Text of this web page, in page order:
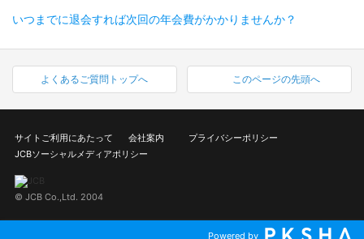
いつまでに退会すれば次回の年会費がかかりませんか？
よくあるご質問トップへ このページの先頭へ
サイトご利用にあたって 会社案内
プライバシーポリシー
JCBソーシャルメディアポリシー
© JCB Co.,Ltd. 2004
Powered by